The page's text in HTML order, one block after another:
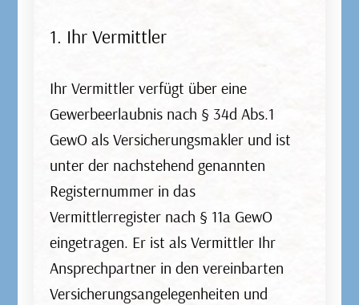
Die Unfallversicherung schützt vor den
finanziellen Folgen eines Unfalls. Ob Sportunfall,
Sturz oder Verkehrsunfall, die
Unfallversicherung unterstützt Sie mit
Leistungen, wie Invaliditätsleistung, Unfall-
Rente, Krankenhaustagegeld, Bergungskosten
und Vielem mehr.
1. Ihr Vermittler
Ihr Vermittler verfügt über eine
Gewerbeerlaubnis nach § 34d Abs.1
GewO als Versicherungsmakler und ist
unter der nachstehend genannten
Registernummer in das
Vermittlerregister nach § 11a GewO
eingetragen. Er ist als Vermittler Ihr
Ansprechpartner in den vereinbarten
Versicherungsangelegenheiten und